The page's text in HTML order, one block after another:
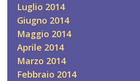
Luglio 2014
Giugno 2014
Maggio 2014
Aprile 2014
Marzo 2014
Febbraio 2014